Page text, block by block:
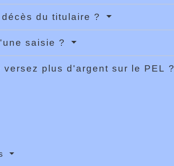
du titulaire ?
saisie ?
plus d'argent sur le PEL ?